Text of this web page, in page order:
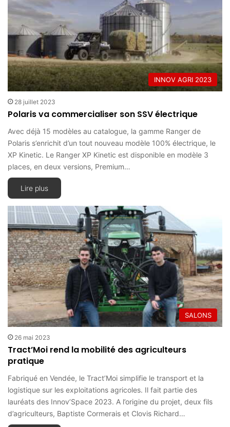
INNOV AGRI 2023
28 juillet 2023
Polaris va commercialiser son SSV électrique
Avec déjà 15 modèles au catalogue, la gamme Ranger de
Polaris s’enrichit d’un tout nouveau modèle 100% électrique, le
XP Kinetic. Le Ranger XP Kinetic est disponible en modèle 3
places, en deux versions, Premium…
Lire plus
SALONS
26 mai 2023
Tract’Moi rend la mobilité des agriculteurs
pratique
Fabriqué en Vendée, le Tract’Moi simplifie le transport et la
logistique sur les exploitations agricoles. Il fait partie des
lauréats des Innov’Space 2023. A l’origine du projet, deux fils
d’agriculteurs, Baptiste Cormerais et Clovis Richard…